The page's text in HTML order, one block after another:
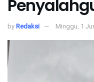
by Redaksi Minggu, 1